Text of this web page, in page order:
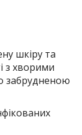
шкіру та
з хворими
забрудненою